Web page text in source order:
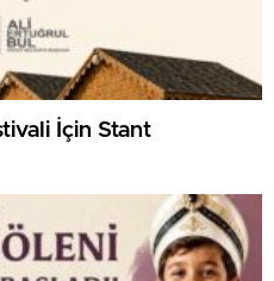
İçin Stant